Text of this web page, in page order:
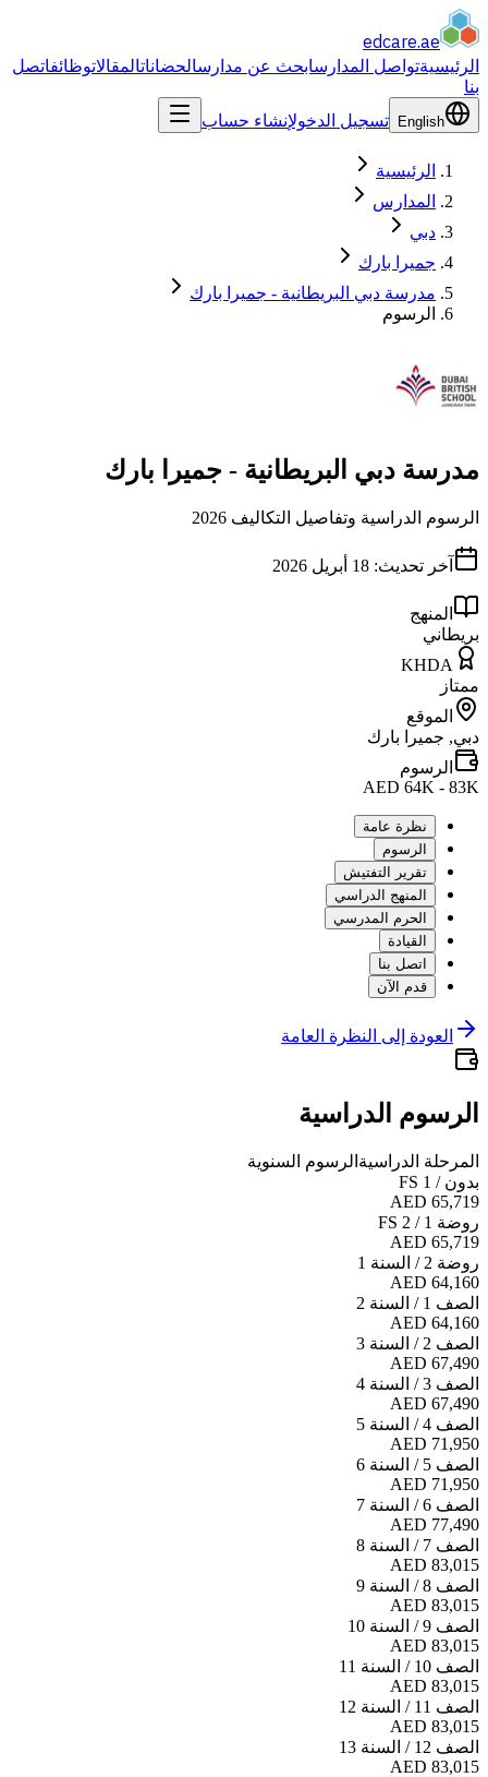
edcare.ae
الرئيسيةتواصل المدارسابحث عن مدارسالحضاناتالمقالاتوظائفاتصل
بنا
English تسجيل الدخولإنشاء حساب
الرئيسية
المدارس
دبي
جميرا بارك
مدرسة دبي البريطانية - جميرا بارك
الرسوم
مدرسة دبي البريطانية - جميرا بارك
الرسوم الدراسية وتفاصيل التكاليف 2026
آخر تحديث: 18 أبريل 2026
المنهج
بريطاني
KHDA
ممتاز
الموقع
دبي, جميرا بارك
الرسوم
AED 64K - 83K
نظرة عامة
الرسوم
تقرير التفتيش
المنهج الدراسي
الحرم المدرسي
القيادة
اتصل بنا
قدم الآن
العودة إلى النظرة العامة
الرسوم الدراسية
المرحلة الدراسية الرسوم السنوية
بدون / FS 1
AED 65,719
روضة 1 / FS 2
AED 65,719
روضة 2 / السنة 1
AED 64,160
الصف 1 / السنة 2
AED 64,160
الصف 2 / السنة 3
AED 67,490
الصف 3 / السنة 4
AED 67,490
الصف 4 / السنة 5
AED 71,950
الصف 5 / السنة 6
AED 71,950
الصف 6 / السنة 7
AED 77,490
الصف 7 / السنة 8
AED 83,015
الصف 8 / السنة 9
AED 83,015
الصف 9 / السنة 10
AED 83,015
الصف 10 / السنة 11
AED 83,015
الصف 11 / السنة 12
AED 83,015
الصف 12 / السنة 13
AED 83,015